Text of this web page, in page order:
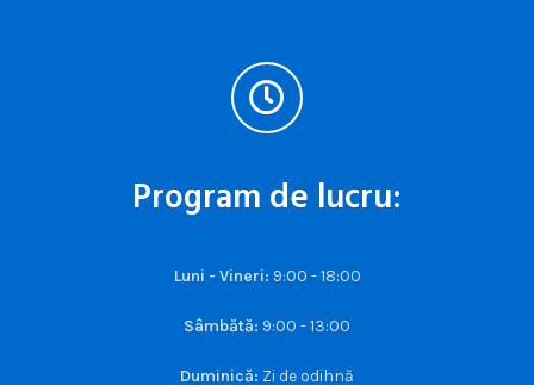
Program de lucru:
Luni - Vineri: 9:00 - 18:00
Sâmbătă: 9:00 - 13:00
Duminică: Zi de odihnă